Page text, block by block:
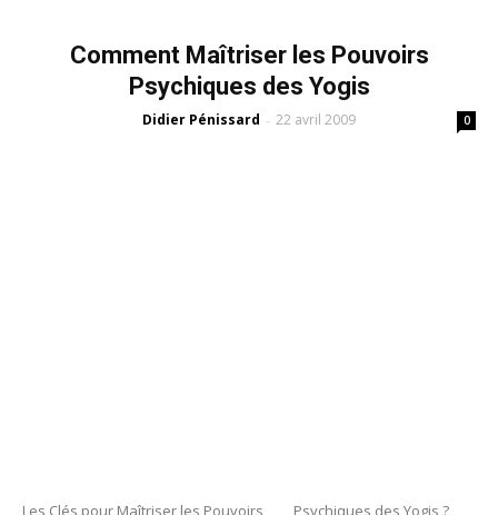
Comment Maîtriser les Pouvoirs
Psychiques des Yogis
Didier Pénissard - 22 avril 2009 0
Les Clés pour Maîtriser les Pouvoirs Psychiques des Yogis ?